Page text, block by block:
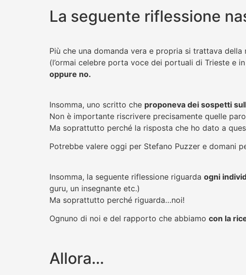
La seguente riflessione
Più che una domanda vera e propria si trattava
(l’ormai celebre porta voce dei portuali di Trieste e
oppure no.
Insomma, uno scritto che proponeva dei sospetti
Non è importante riscrivere precisamente quelle
Ma soprattutto perché la risposta che ho dato a
Potrebbe valere oggi per Stefano Puzzer e domani
Insomma, la seguente riflessione riguarda ogni
guru, un insegnante etc.)
Ma soprattutto perché riguarda…noi!
Ognuno di noi e del rapporto che abbiamo con la
Allora…